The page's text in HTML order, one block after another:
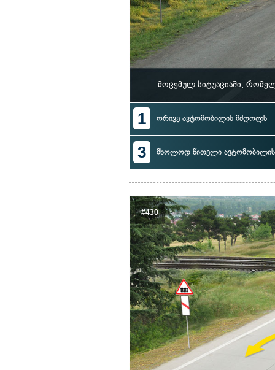
მოცემულ სიტუაციაში,
1 ორივე ავტომობილის მძღოლს
3 მხოლოდ წითელი
#430